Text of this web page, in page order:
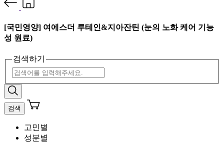
[국민영양] 여에스더 루테인&지아잔틴 (눈의 노화 케어 기능
성 원료)
검색하기
검색
고민별
성분별